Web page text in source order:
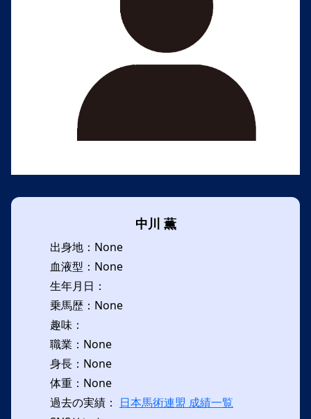
中川 薫
出身地：None
血液型：None
生年月日：
乗馬歴：None
趣味：
職業：None
身長：None
体重：None
過去の実績： 日本馬術連盟 成績一覧